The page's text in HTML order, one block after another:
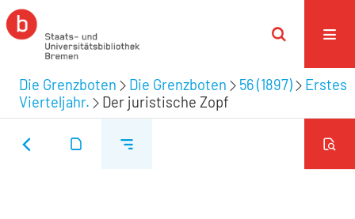
Die Grenzboten Die Grenzboten 56 (1897)
Erstes
Vierteljahr.
Der juristische Zopf